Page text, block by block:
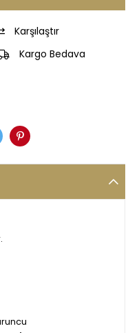
Karşılaştır
Kargo Bedava